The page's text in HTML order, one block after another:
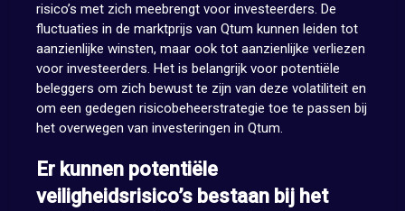
risico’s met zich meebrengt voor investeerders. De
fluctuaties in de marktprijs van Qtum kunnen leiden tot
aanzienlijke winsten, maar ook tot aanzienlijke verliezen
voor investeerders. Het is belangrijk voor potentiële
beleggers om zich bewust te zijn van deze volatiliteit en
om een gedegen risicobeheerstrategie toe te passen bij
het overwegen van investeringen in Qtum.
Er kunnen potentiële
veiligheidsrisico’s bestaan bij het